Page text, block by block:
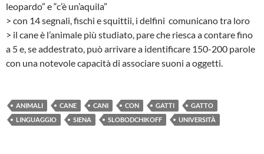
leopardo” e “c’è un’aquila”
> con 14 segnali, fischi e squittii, i delfini comunicano tra loro
> il cane è l’animale più studiato, pare che riesca a contare fino
a 5 e, se addestrato, può arrivare a identificare 150-200 parole
con una notevole capacità di associare suoni a oggetti.
ANIMALI CANE CANI CON GATTI
GATTO
LINGUAGGIO
SIENA SLOBODCHIKOFF UNIVERSITÀ